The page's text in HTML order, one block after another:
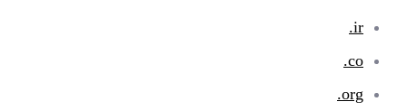
ir.
co.
org.